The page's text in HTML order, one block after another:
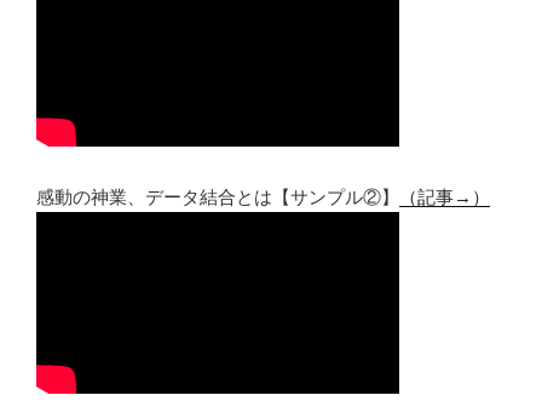
感動の神業、データ結合とは【サンプル②】 （記事→）